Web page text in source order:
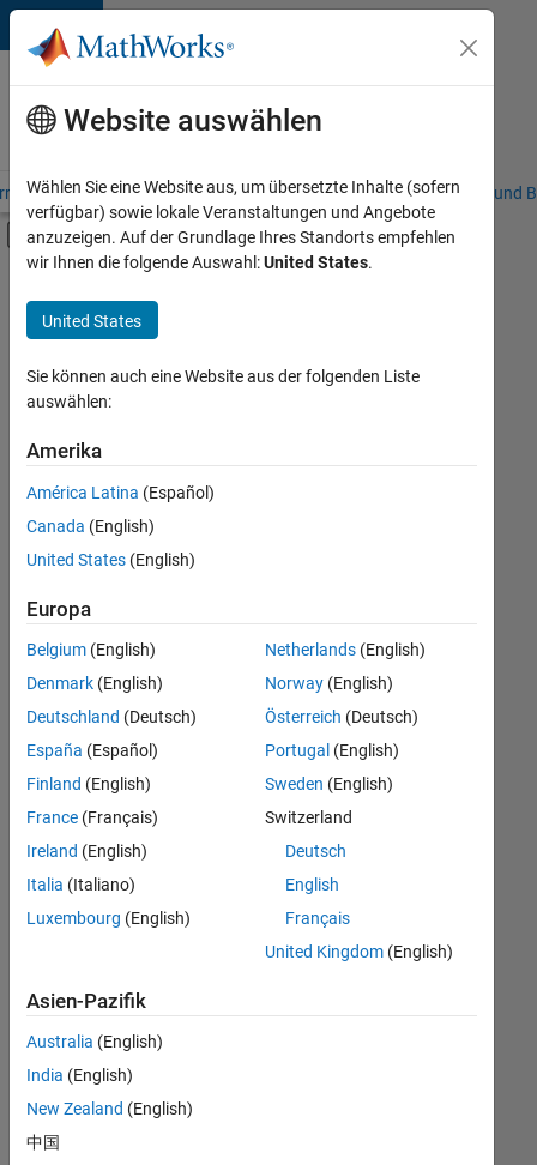
Weiter zum Inhalt
Karriere
bei
MathWorks
– Übersicht Stellensuche Niederlassungen Studierende und
Umschaltung für Off-Canvas-
Hauptinhalt
Commercial Sales
Education Sales
Marketing Communications
Finance and Operations
Human Resources
+5
Derzeit
es
keine
offenen
Stellen,
Ihren
Suchkriterien
entsprechen.
können
die
Suchkriterien
weiter
fassen
oder
alle
Stellenangebote
anzeigen .
noch
keine
offenen
Stellen
können,
Website auswählen
Wählen Sie eine Website aus, um übersetzte Inhalte (sofern
verfügbar) sowie lokale Veranstaltungen und Angebote
anzuzeigen. Auf der Grundlage Ihres Standorts empfehlen
wir Ihnen die folgende Auswahl:United States.
United States
Sie können auch eine Website aus der folgenden Liste
auswählen:
Amerika
América Latina (Español)
Canada (English)
United States (English)
Europa
Belgium (English)
Denmark (English)
Deutschland (Deutsch)
España (Español)
Finland (English)
France (Français)
Ireland (English)
Italia (Italiano)
Luxembourg (English)
Netherlands(English)
Norway(English)
Österreich (Deutsch)
Portugal (English)
Sweden (English)
Switzerland
Deutsch
English
Français
United Kingdom(English)
Asien-Pazifik
Australia (English)
India (English)
New Zealand (English)
中国